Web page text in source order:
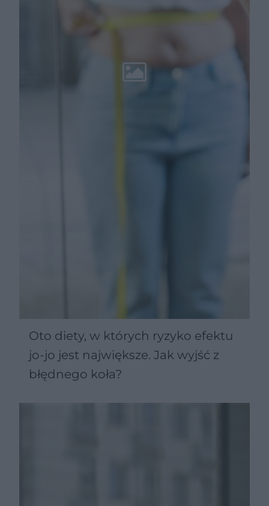
Oto diety, w których ryzyko efektu
jo-jo jest największe. Jak wyjść z
błędnego koła?